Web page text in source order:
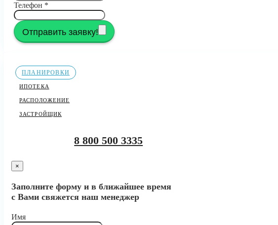
Телефон *
Отправить заявку!
ПЛАНИРОВКИ
ИПОТЕКА
РАСПОЛОЖЕНИЕ
ЗАСТРОЙЩИК
8 800 500 3335
×
Заполните форму и в ближайшее время
с Вами свяжется наш менеджер
Имя